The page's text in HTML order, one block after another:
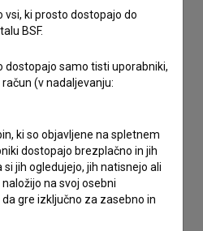
vsi, ki prosto dostopajo do
BSF.
dostopajo samo tisti uporabniki,
(v nadaljevanju:
ki so objavljene na spletnem
dostopajo brezplačno in jih
si jih ogledujejo, jih natisnejo ali
na svoj osebni
gre izključno za zasebno in